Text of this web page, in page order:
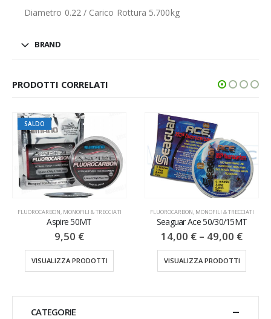
Diametro 0.22 / Carico Rottura 5.700kg
BRAND
PRODOTTI CORRELATI
TRECCIATI FLUOROCARBON,MONOFILI & TRECCIATI
Seaguar Ace 50/30/15MT
14,00
VISUALIZZA PRODOTTI
SALDO
MONOFILI & TRECCIATI
T-Surf Yellow
13,90€–
VISUALIZZA
CATEGORIE